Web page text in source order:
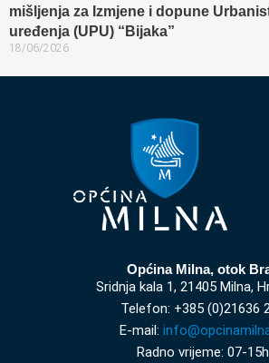
mišljenja za Izmjene i dopune
uređenja (UPU) “Bijaka”
18/06/2026
Općina Milna, otok
Sridnja kala 1, 21405 Milna,
Telefon: +385 (0)21636
E-mail:
Radno vrijeme: 07-15h